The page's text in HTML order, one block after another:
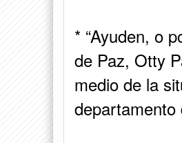
* “Ayuden, o
de Paz, Otty
medio de la
departamento